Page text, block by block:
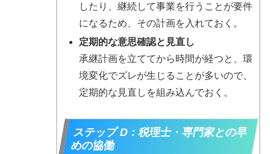
したり、継続して事業を行うことが要件
になるため、その計画を入れておく。
定期的な意思確認と見直し
承継計画を立ててから時間が経つと、環
境変化でズレが生じることが多いので、
定期的な見直しを組み込んでおく。
ステップ D：税理士・専門家との早
めの協働